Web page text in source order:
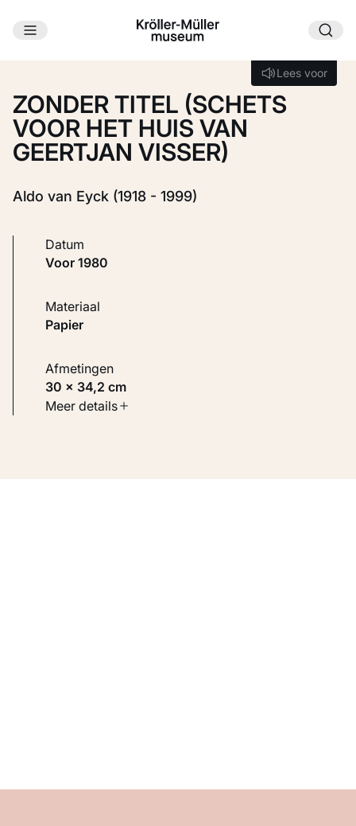
Ga naar hoofdinhoud
Lees voor
Lees voor
ZONDER TITEL (SCHETS
VOOR HET HUIS VAN
GEERTJAN VISSER)
Aldo van Eyck (1918 - 1999)
Datum
voor 1980
Materiaal
Papier
Afmetingen
30 × 34,2 cm
Soort werk
Meer details